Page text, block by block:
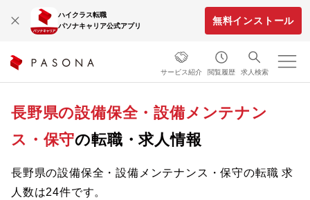
ハイクラス転職
パソナキャリア公式アプリ
無料インストール
サービス紹介 閲覧履歴 求人検索
長野県の設備保全・設備メンテナン
ス・保守の転職・求人情報
長野県の設備保全・設備メンテナンス・保守の転職 求
人数は24件です。